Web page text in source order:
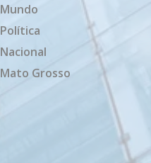
Mundo
Política
Nacional
Mato Grosso